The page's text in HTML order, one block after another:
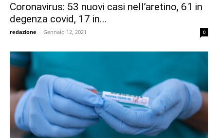
Coronavirus: 53 nuovi casi nell’aretino, 61 in
degenza covid, 17 in...
redazione - Gennaio 12, 2021 0